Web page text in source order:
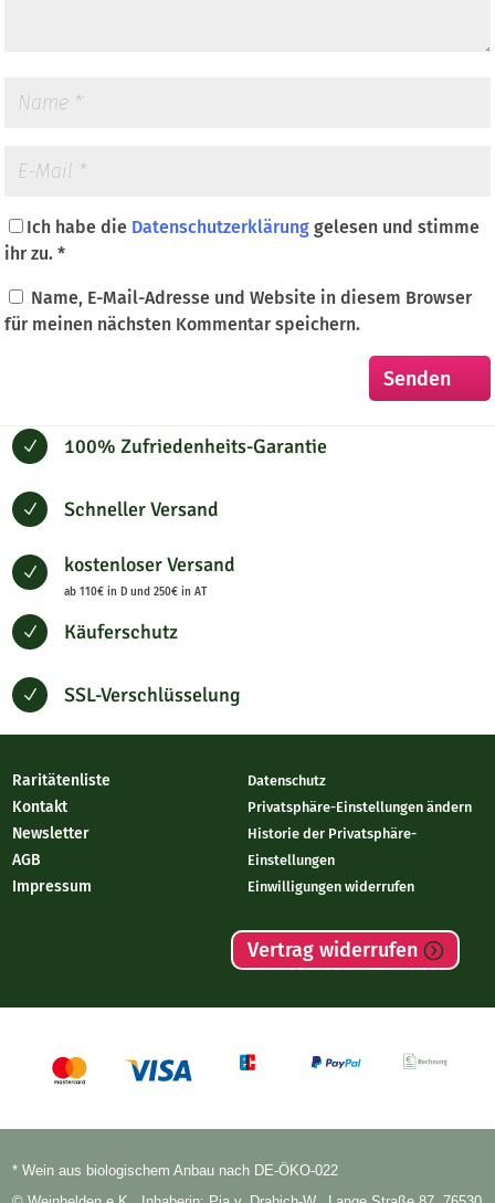
Ich habe die Datenschutzerklärung gelesen und stimme
ihr zu. *
Name, E-Mail-Adresse und Website in diesem Browser
für meinen nächsten Kommentar speichern.
N 100% Zufriedenheits-Garantie
N Schneller Versand
N kostenloser Versand
ab 110€ in D und 250€ in AT
N Käuferschutz
N SSL-Verschlüsselung
Raritätenliste
Kontakt
Newsletter
AGB
Impressum
Datenschutz
Privatsphäre-Einstellungen ändern
Historie der Privatsphäre-
Einstellungen
Einwilligungen widerrufen
Vertrag widerrufen
* Wein aus biologischem Anbau nach DE-ÖKO-022